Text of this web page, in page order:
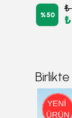
%50
₺